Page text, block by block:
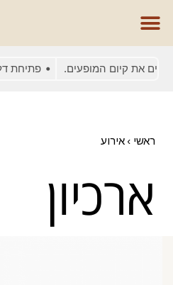
את קיום המופעים. פתיחת
ראשי › אירוע
ארכיון